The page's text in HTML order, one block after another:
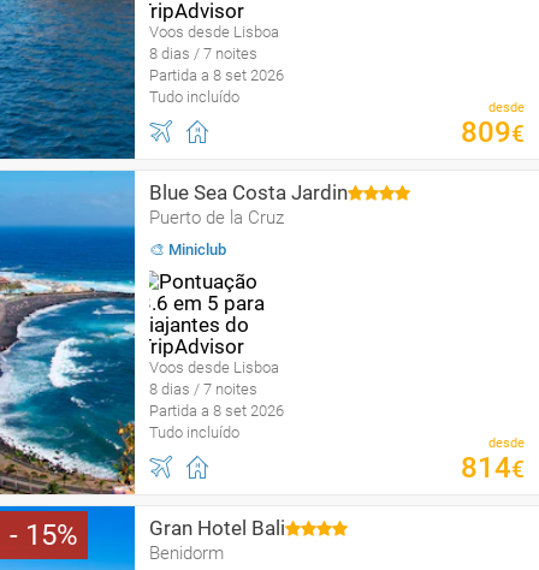
Voos desde Lisboa
8 dias / 7 noites
Partida a 8 set 2026
Tudo incluído
desde
809€
Blue Sea Costa Jardin
Puerto de la Cruz
🎨 Miniclub
Voos desde Lisboa
8 dias / 7 noites
Partida a 8 set 2026
Tudo incluído
desde
814€
15 Gran Hotel Bali
Benidorm